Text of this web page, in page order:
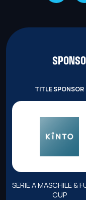
TITLE SPONSOR
SERIE A MASCHILE &
CUP